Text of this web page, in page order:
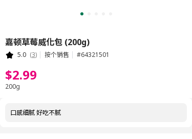
嘉顿草莓威化包 (200g)
5.0 (3) 按个销售 #64321501
$2.99
200g
口感细腻 好吃不腻